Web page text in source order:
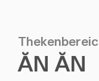
ĂN ĂN